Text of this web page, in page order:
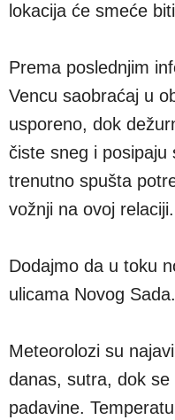
lokacija će smeće
Prema poslednjim
Vencu saobraćaj u
usporeno, dok
čiste sneg i posipaju
trenutno spušta
vožnji na ovoj relaciji.
Dodajmo da u toku
ulicama Novog Sada.
Meteorolozi su
danas, sutra, dok
padavine.